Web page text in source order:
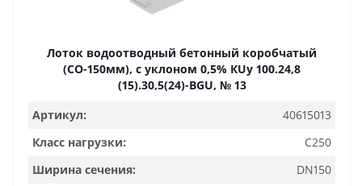
Лоток водоотводный бетонный коробчатый
(СО-150мм), с уклоном 0,5% КUу 100.24,8
(15).30,5(24)-BGU, № 13
Артикул:
40615013
Класс нагрузки:
C250
Ширина сечения:
DN150